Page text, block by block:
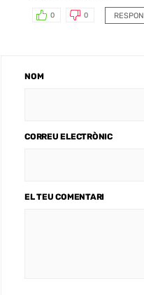
RESPON
0 0
NOM
CORREU ELECTRÒNIC
EL TEU COMENTARI